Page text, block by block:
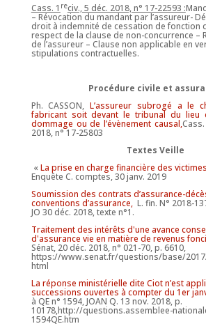
Cass. 1 reciv., 5 déc. 2018, n° 17-22593 :
– Révocation du mandant par l’assureur-
droit à indemnité de cessation de fonction
respect de la clause de non-concurrence –
de l’assureur – Clause non applicable en
stipulations contractuelles.
Procédure civile et
Ph. CASSON,L’assureur subrogé a le
fabricant soit devant le tribunal du lieu
dommage ou de l’évènement causal,
2018, n° 17-25803
Textes Veille
«La prise en charge financière des
Enquête C. comptes, 30 janv. 2019
Soumission des contrats d’assurance-
conventions d’assurance,L. fin. N° 2018-
JO 30 déc. 2018, texte n°1.
Traitement des intérêts d'une avance
d'assurance vie en matière de revenus
Sénat, 20 déc. 2018, n° 021-70, p. 6610,
https://www.senat.fr/questions/base/2017/
html
La réponse ministérielle dite Ciot n’est
successions ouvertes à compter du 1er
à QE n° 1594, JOAN Q. 13 nov. 2018, p.
10178,http://questions.assemblee-
1594QE.htm